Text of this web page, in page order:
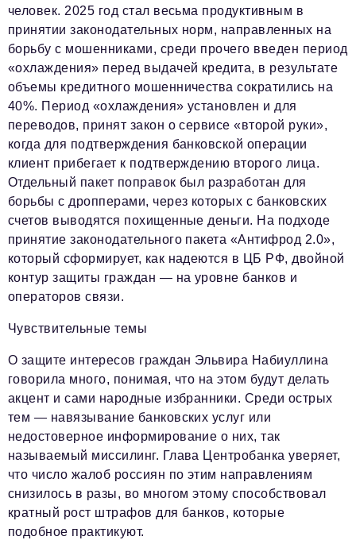
человек. 2025 год стал весьма продуктивным в
принятии законодательных норм, направленных на
борьбу с мошенниками, среди прочего введен период
«охлаждения» перед выдачей кредита, в результате
объемы кредитного мошенничества сократились на
40%. Период «охлаждения» установлен и для
переводов, принят закон о сервисе «второй руки»,
когда для подтверждения банковской операции
клиент прибегает к подтверждению второго лица.
Отдельный пакет поправок был разработан для
борьбы с дропперами, через которых с банковских
счетов выводятся похищенные деньги. На подходе
принятие законодательного пакета «Антифрод 2.0»,
который сформирует, как надеются в ЦБ РФ, двойной
контур защиты граждан — на уровне банков и
операторов связи.
Чувствительные темы
О защите интересов граждан Эльвира Набиуллина
говорила много, понимая, что на этом будут делать
акцент и сами народные избранники. Среди острых
тем — навязывание банковских услуг или
недостоверное информирование о них, так
называемый миссилинг. Глава Центробанка уверяет,
что число жалоб россиян по этим направлениям
снизилось в разы, во многом этому способствовал
кратный рост штрафов для банков, которые
подобное практикуют.